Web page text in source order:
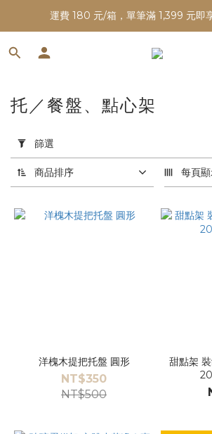
運費 180 元/箱，單筆滿 1,399 元即
用
選
價格
托／餐盤、點心架
篩選
商品排序 每頁
洋槐木提把托盤 圓形
NT$350
NT$500
甜點架